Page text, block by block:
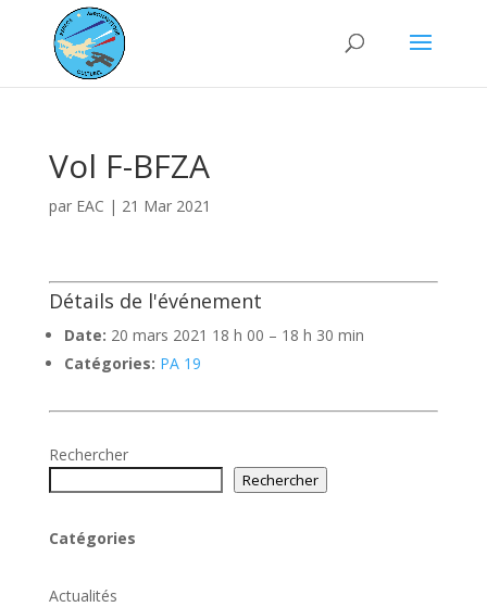
Vol F-BFZA
par EAC | 21 Mar 2021
Détails de l'événement
Date: 20 mars 2021 18 h 00 – 18 h 30 min
Catégories: PA 19
Rechercher
Rechercher
Catégories
Actualités